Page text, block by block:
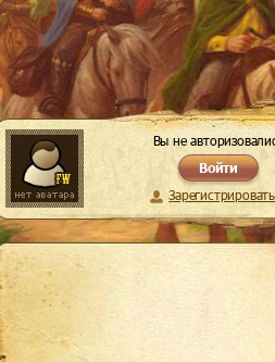
Вы не
Войти